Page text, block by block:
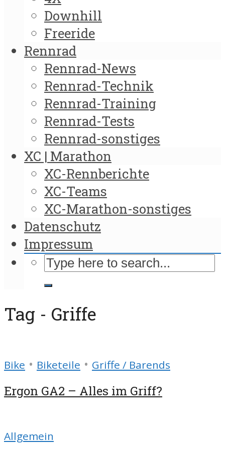
Downhill
Freeride
Rennrad
Rennrad-News
Rennrad-Technik
Rennrad-Training
Rennrad-Tests
Rennrad-sonstiges
XC | Marathon
XC-Rennberichte
XC-Teams
XC-Marathon-sonstiges
Datenschutz
Impressum
Tag - Griffe
Bike • Biketeile • Griffe / Barends
Ergon GA2 – Alles im Griff?
Allgemein